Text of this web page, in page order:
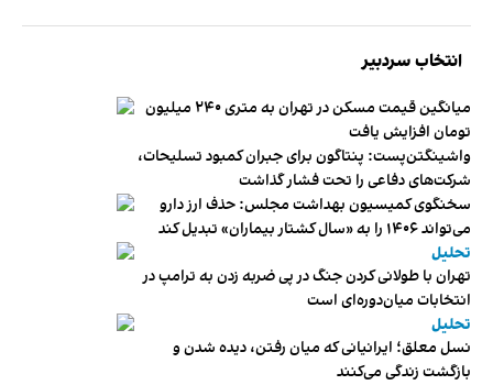
انتخاب سردبیر
میانگین قیمت مسکن در تهران به متری ۲۴۰ میلیون
تومان افزایش یافت
واشینگتن‌پست: پنتاگون برای جبران کمبود تسلیحات،
شرکت‌های دفاعی را تحت فشار گذاشت
سخنگوی کمیسیون بهداشت مجلس: حذف ارز دارو
می‌تواند ۱۴۰۶ را به «سال کشتار بیماران» تبدیل کند
تحلیل
تهران با طولانی کردن جنگ در پی ضربه زدن به ترامپ در
انتخابات میان‌دوره‌ای است
تحلیل
نسل معلق؛ ایرانیانی که میان رفتن، دیده شدن و
بازگشت زندگی می‌کنند